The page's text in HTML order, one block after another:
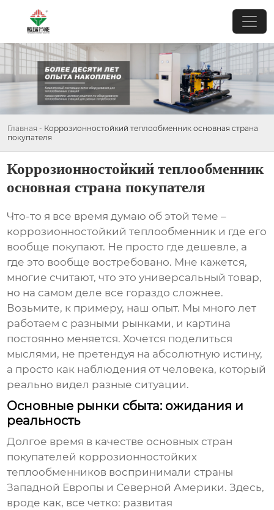
Главная - Коррозионностойкий теплообменник основная страна
покупателя
Коррозионностойкий теплообменник
основная страна покупателя
Что-то я все время думаю об этой теме –
коррозионностойкий теплообменник и где его
вообще покупают. Не просто где дешевле, а
где это вообще востребовано. Мне кажется,
многие считают, что это универсальный товар,
но на самом деле все гораздо сложнее.
Возьмите, к примеру, наш опыт. Мы много лет
работаем с разными рынками, и картина
постоянно меняется. Хочется поделиться
мыслями, не претендуя на абсолютную истину,
а просто как наблюдения от человека, который
реально видел разные ситуации.
Основные рынки сбыта: ожидания и
реальность
Долгое время в качестве основных стран
покупателей коррозионностойких
теплообменников воспринимали страны
Западной Европы и Северной Америки. Здесь,
вроде как, все четко: развитая